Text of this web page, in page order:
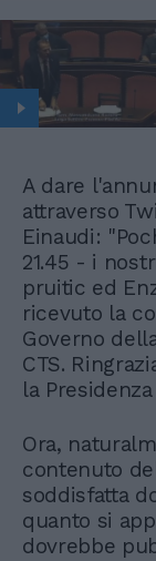
A dare
attraverso
Einaudi:
21.45 - i
pruitic ed
ricevuto la
Governo
CTS.
la
Ora,
contenuto
soddisfatta
quanto si
dovrebbe